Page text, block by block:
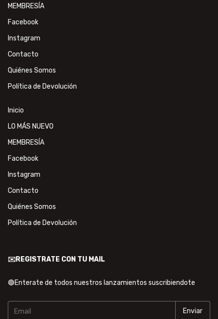
MEMBRESÍA
Facebook
Instagram
Contacto
Quiénes Somos
Política de Devolución
Inicio
LO MÁS NUEVO
MEMBRESÍA
Facebook
Instagram
Contacto
Quiénes Somos
Política de Devolución
✉️REGISTRATE CON TU MAIL
🟢Enterate de todos nuestros lanzamientos suscribiendote